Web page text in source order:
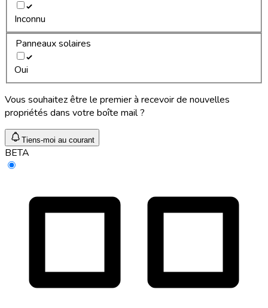
Inconnu
Panneaux solaires
Oui
Vous souhaitez être le premier à recevoir de nouvelles
propriétés dans votre boîte mail ?
Tiens-moi au courant
BETA